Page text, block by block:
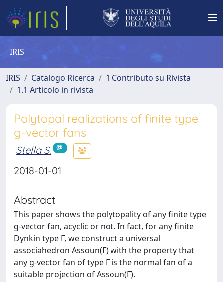
IRIS
IRIS Catalogo Ricerca
1 Contributo su Rivista
1.1 Articolo in rivista
Polytopal realizations of finite type
g-vector fans
Stella S.
2018-01-01
Abstract
This paper shows the polytopality of any finite type
g-vector fan, acyclic or not. In fact, for any finite
Dynkin type Γ, we construct a universal
associahedron Assoun(Γ) with the property that
any g-vector fan of type Γ is the normal fan of a
suitable projection of Assoun(Γ).